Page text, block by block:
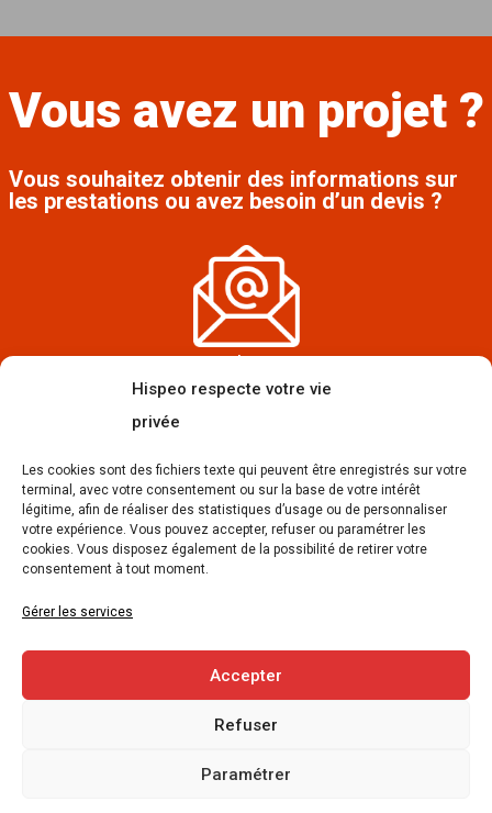
Hispeo respecte votre vie
privée
Les cookies sont des fichiers texte qui peuvent être enregistrés sur votre
terminal, avec votre consentement ou sur la base de votre intérêt
légitime, afin de réaliser des statistiques d’usage ou de personnaliser
votre expérience. Vous pouvez accepter, refuser ou paramétrer les
cookies. Vous disposez également de la possibilité de retirer votre
consentement à tout moment.
Gérer les services
Accepter
Refuser
Paramétrer
Vous avez un projet ?
Vous souhaitez obtenir des informations sur
les prestations ou avez besoin d’un devis ?
contact@hispeo.com
09 50 68 80 36 du lundi au vendredi de 9h à 18h
Formulaire de contact
Tarifs prestations